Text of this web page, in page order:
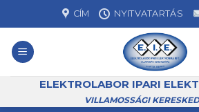
to
content
CÍM NYITVATARTÁS
ELEKTROLABOR IPARI
VILLAMOSSÁGI